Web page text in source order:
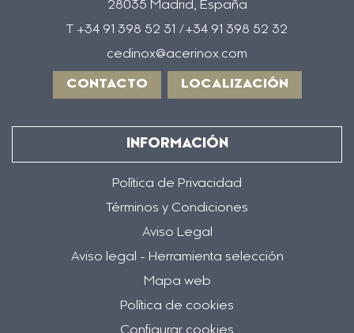
28035 Madrid, España
T +34 91 398 52 31 /+34 91 398 52 32
cedinox@acerinox.com
CONTACTO LOCALIZACIÓN
INFORMACIÓN
Política de Privacidad
Términos y Condiciones
Aviso Legal
Aviso legal - Herramienta selección
Mapa web
Política de cookies